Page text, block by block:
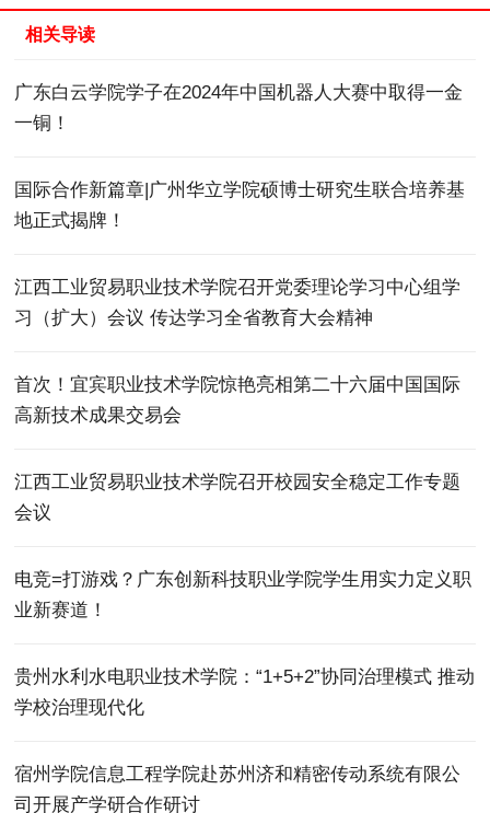
相关导读
广东白云学院学子在2024年中国机器人大赛中取得一金
一铜！
国际合作新篇章|广州华立学院硕博士研究生联合培养基
地正式揭牌！
江西工业贸易职业技术学院召开党委理论学习中心组学
习（扩大）会议 传达学习全省教育大会精神
首次！宜宾职业技术学院惊艳亮相第二十六届中国国际
高新技术成果交易会
江西工业贸易职业技术学院召开校园安全稳定工作专题
会议
电竞=打游戏？广东创新科技职业学院学生用实力定义职
业新赛道！
贵州水利水电职业技术学院：“1+5+2”协同治理模式 推动
学校治理现代化
宿州学院信息工程学院赴苏州济和精密传动系统有限公
司开展产学研合作研讨